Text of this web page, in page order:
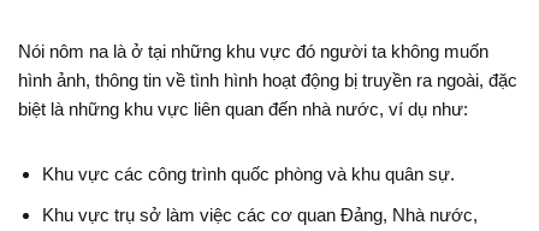
Nói nôm na là ở tại những khu vực đó người ta không muốn
hình ảnh, thông tin về tình hình hoạt động bị truyền ra ngoài, đặc
biệt là những khu vực liên quan đến nhà nước, ví dụ như:
Khu vực các công trình quốc phòng và khu quân sự.
Khu vực trụ sở làm việc các cơ quan Đảng, Nhà nước,